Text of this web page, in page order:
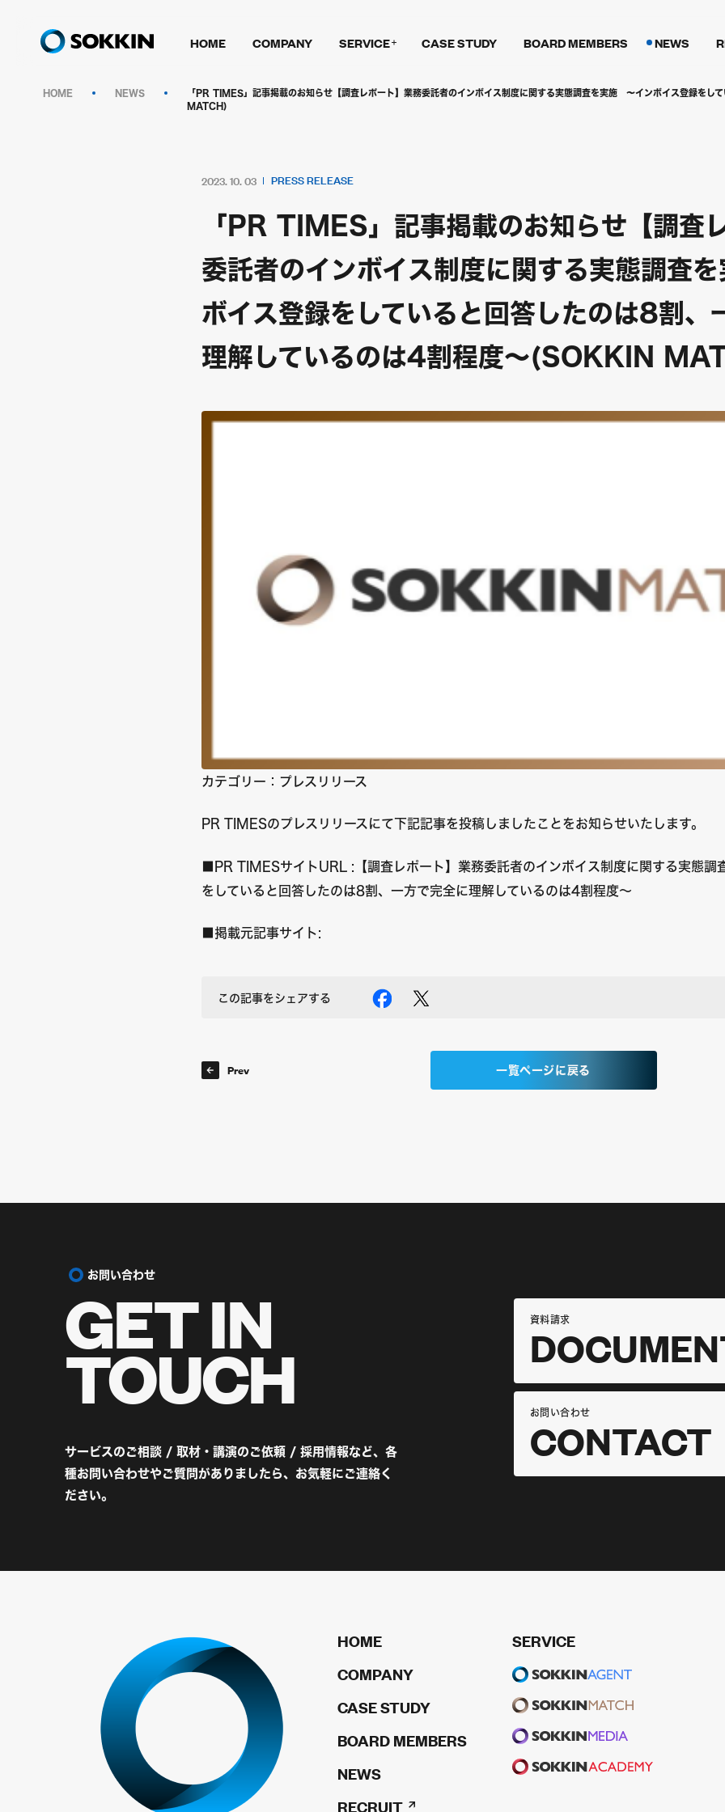
HOME COMPANY SERVICE CASE STUDY BOARD MEMBERS NEWS
HOME NEWS
「PR TIMES」記事掲載のお知らせ【調査レポート】業務委託者のインボイス制度に関する実態調査を実施 ～インボイス登録を
MATCH)
2023. 10. 03 PRESS RELEASE
「PR TIMES」記事掲載のお知らせ【調査
委託者のインボイス制度に関する実態調査
ボイス登録をしていると回答したのは8割、
理解しているのは4割程度～(SOKKIN
カテゴリー：プレスリリース
PR TIMESのプレスリリースにて下記記事を投稿しましたことをお知らせいたします。
■PR TIMESサイトURL : 【調査レポート】業務委託者のインボイス制度に関する実態
をしていると回答したのは8割、一方で完全に理解しているのは4割程度～
■掲載元記事サイト:
この記事をシェアする
Prev 一覧ページに戻る
お問い合わせ
GET IN
TOUCH
サービスのご相談 / 取材・講演のご依頼 / 採用情報など、各
種お問い合わせやご質問がありましたら、お気軽にご連絡く
ださい。
資料請求
お問い合わせ
CONTACT
HOME
COMPANY
SERVICE
CASE STUDY
BOARD MEMBERS
NEWS
RECRUIT